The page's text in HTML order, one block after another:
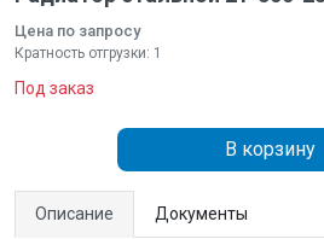
Цена по запросу
Кратность отгрузки: 1
Под заказ
В корзину
Описание Документы